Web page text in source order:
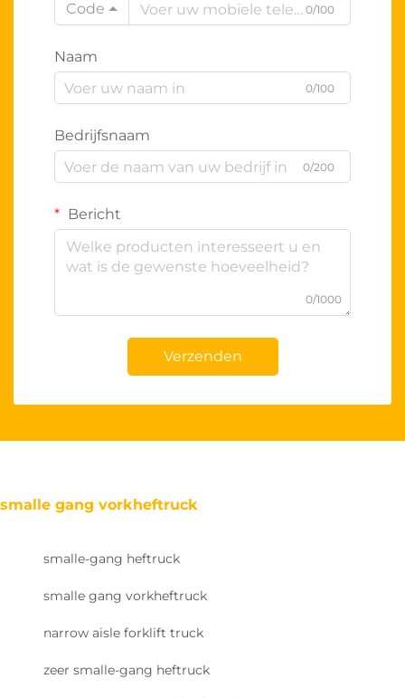
Code 0/100
Naam
0/100
Bedrijfsnaam
0/200
Bericht
0/1000
Verzenden
smalle gang vorkheftruck
smalle-gang heftruck
smalle gang vorkheftruck
narrow aisle forklift truck
zeer smalle-gang heftruck